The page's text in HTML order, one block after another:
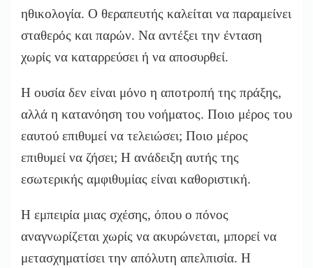
ηθικολογία. Ο θεραπευτής καλείται να παραμείνει
σταθερός και παρών. Να αντέξει την ένταση
χωρίς να καταρρεύσει ή να αποσυρθεί.
Η ουσία δεν είναι μόνο η αποτροπή της πράξης,
αλλά η κατανόηση του νοήματος. Ποιο μέρος του
εαυτού επιθυμεί να τελειώσει; Ποιο μέρος
επιθυμεί να ζήσει; Η ανάδειξη αυτής της
εσωτερικής αμφιθυμίας είναι καθοριστική.
Η εμπειρία μιας σχέσης, όπου ο πόνος
αναγνωρίζεται χωρίς να ακυρώνεται, μπορεί να
μετασχηματίσει την απόλυτη απελπισία. Η